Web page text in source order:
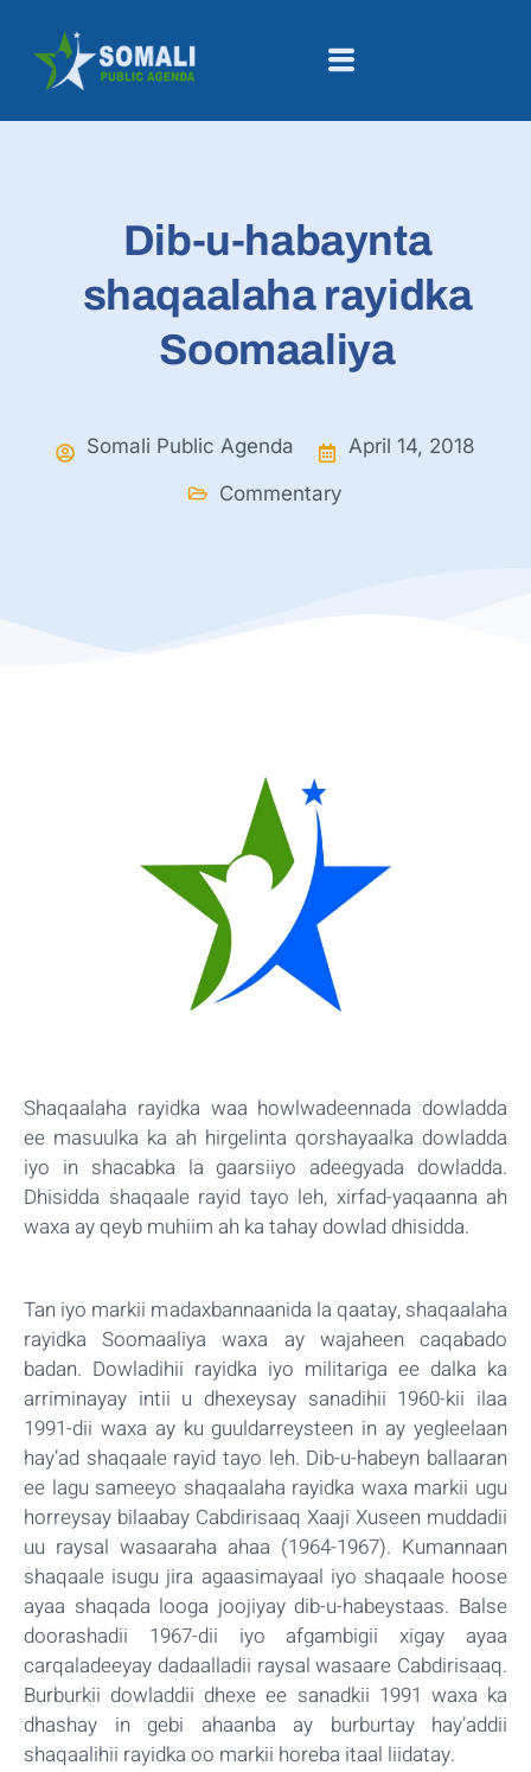
Dib-u-habaynta
shaqaalaha rayidka
Soomaaliya
Somali Public Agenda April 14, 2018
Commentary
Shaqaalaha rayidka waa howlwadeennada dowladda
ee masuulka ka ah hirgelinta qorshayaalka dowladda
iyo in shacabka la gaarsiiyo adeegyada dowladda.
Dhisidda shaqaale rayid tayo leh, xirfad-yaqaanna ah
waxa ay qeyb muhiim ah ka tahay dowlad dhisidda.
Tan iyo markii madaxbannaanida la qaatay, shaqaalaha
rayidka Soomaaliya waxa ay wajaheen caqabado
badan. Dowladihii rayidka iyo militariga ee dalka ka
arriminayay intii u dhexeysay sanadihii 1960-kii ilaa
1991-dii waxa ay ku guuldarreysteen in ay yegleelaan
hay’ad shaqaale rayid tayo leh. Dib-u-habeyn ballaaran
ee lagu sameeyo shaqaalaha rayidka waxa markii ugu
horreysay bilaabay Cabdirisaaq Xaaji Xuseen muddadii
uu raysal wasaaraha ahaa (1964-1967). Kumannaan
shaqaale isugu jira agaasimayaal iyo shaqaale hoose
ayaa shaqada looga joojiyay dib-u-habeystaas. Balse
doorashadii 1967-dii iyo afgambigii xigay ayaa
carqaladeeyay dadaalladii raysal wasaare Cabdirisaaq.
Burburkii dowladdii dhexe ee sanadkii 1991 waxa ka
dhashay in gebi ahaanba ay burburtay hay’addii
shaqaalihii rayidka oo markii horeba itaal liidatay.